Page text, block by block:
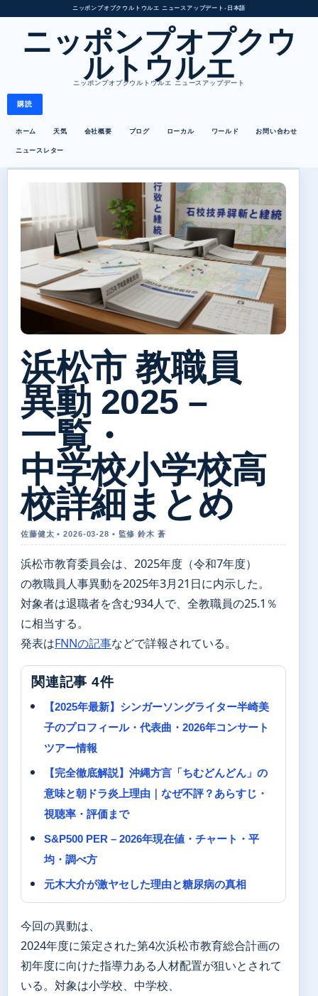
ニッポンプオプクウルトウルエ ニュースアップデート • 日本語
ニッポンプオプクウ
ルトウルエ
ニッポンプオプクウルトウルエ ニュースアップデート
購読
ホーム 天気 会社概要 ブログ ローカル ワールド お問い合わせ
ニュースレター
浜松市 教職員
異動 2025 –
一覧・
中学校小学校高
校詳細まとめ
佐藤健太 • 2026-03-28 • 監修 鈴木 蒼
浜松市教育委員会は、2025年度（令和7年度）
の教職員人事異動を2025年3月21日に内示した。
対象者は退職者を含む934人で、全教職員の25.1％
に相当する。
発表はFNNの記事などで詳報されている。
関連記事 4件
【2025年最新】シンガーソングライター半崎美
子のプロフィール・代表曲・2026年コンサート
ツアー情報
【完全徹底解説】沖縄方言「ちむどんどん」の
意味と朝ドラ炎上理由｜なぜ不評？あらすじ・
視聴率・評価まで
S&P500 PER – 2026年現在値・チャート・平
均・調べ方
元木大介が激ヤセした理由と糖尿病の真相
今回の異動は、
2024年度に策定された第4次浜松市教育総合計画の
初年度に向けた指導力ある人材配置が狙いとされて
いる。対象は小学校、中学校、